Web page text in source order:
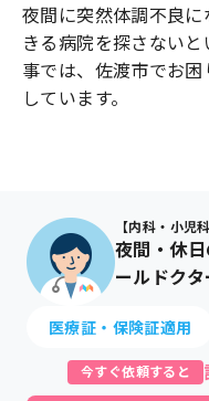
夜間に突然体調不良
きる病院を探さない
事では、 佐渡市でお
しています。
【内科・小児
夜間・休
ールドクタ
医療証・保険証適用
今すぐ依頼すると